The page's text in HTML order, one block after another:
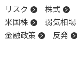
リスク 株式
米国株
弱気相場
金融政策
反発